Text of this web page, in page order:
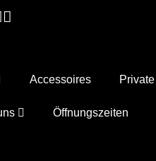
Accessoires
Öffnungszeiten